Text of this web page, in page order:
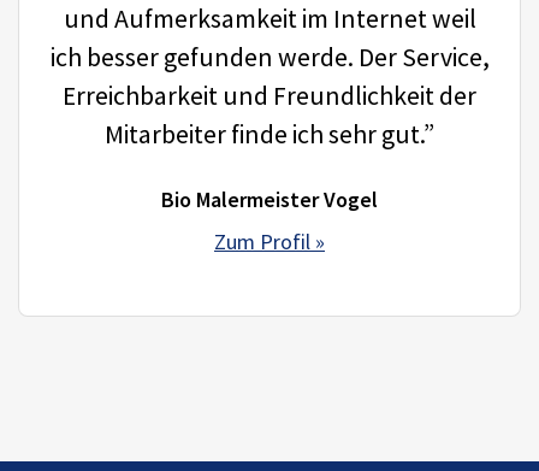
und Aufmerksamkeit im Internet weil
ich besser gefunden werde. Der Service,
Erreichbarkeit und Freundlichkeit der
Mitarbeiter finde ich sehr gut.”
Bio Malermeister Vogel
Zum Profil »